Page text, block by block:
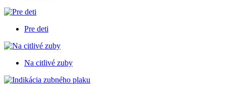
Pre deti
Na citlivé zuby